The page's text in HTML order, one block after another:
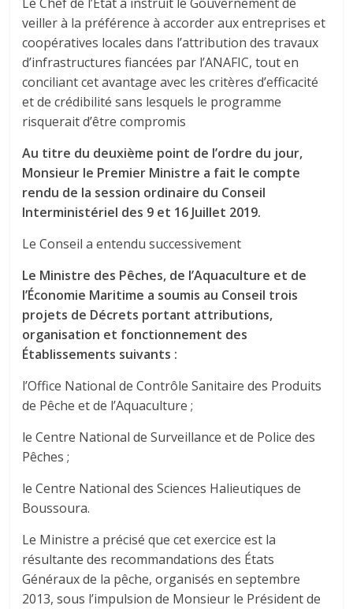
veiller à la préférence à accorder aux entreprises et
coopératives locales dans l’attribution des travaux
d’infrastructures fiancées par l’ANAFIC, tout en
conciliant cet avantage avec les critères d’efficacité
et de crédibilité sans lesquels le programme
risquerait d’être compromis
Au titre du deuxième point de l’ordre du jour,
Monsieur le Premier Ministre a fait le compte
rendu de la session ordinaire du Conseil
Interministériel des 9 et 16 Juillet 2019.
Le Conseil a entendu successivement
Le Ministre des Pêches, de l’Aquaculture et de
l’Économie Maritime a soumis au Conseil trois
projets de Décrets portant attributions,
organisation et fonctionnement des
Établissements suivants :
l’Office National de Contrôle Sanitaire des Produits
de Pêche et de l’Aquaculture ;
le Centre National de Surveillance et de Police des
Pêches ;
le Centre National des Sciences Halieutiques de
Boussoura.
Le Ministre a précisé que cet exercice est la
résultante des recommandations des États
Généraux de la pêche, organisés en septembre
2013, sous l’impulsion de Monsieur le Président de